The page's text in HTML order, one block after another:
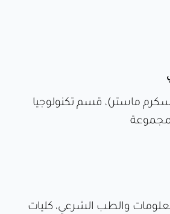
ماستر)، قسم تكنولوجيا
والطب الشرعي، كليات